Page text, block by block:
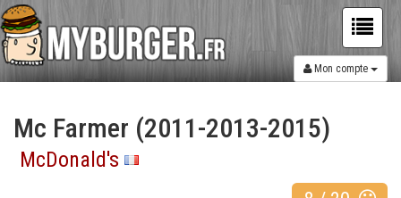
Mon compte
Mc Farmer (2011-2013-2015)
McDonald's